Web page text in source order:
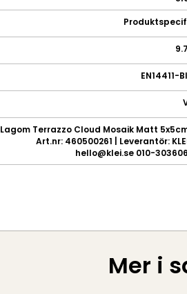
EN14411-
Lagom Terrazzo Cloud Mosaik Matt 5x5cm
Art.nr: 460500261 | Leverantör: KLEI
hello@klei.se 010-
Mer i